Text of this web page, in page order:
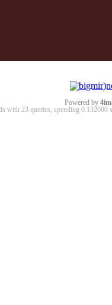
Powered by
with 23 queries, spending